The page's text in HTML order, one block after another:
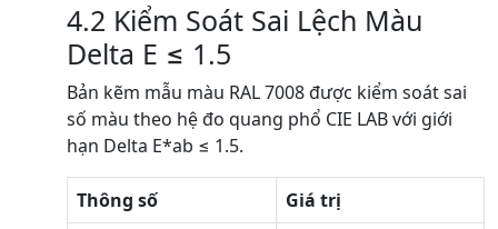
4.2 Kiểm Soát Sai Lệch Màu
Delta E ≤ 1.5
Bản kẽm mẫu màu RAL 7008 được kiểm soát sai
số màu theo hệ đo quang phổ CIE LAB với giới
hạn Delta E*ab ≤ 1.5.
Thông số
Giá trị